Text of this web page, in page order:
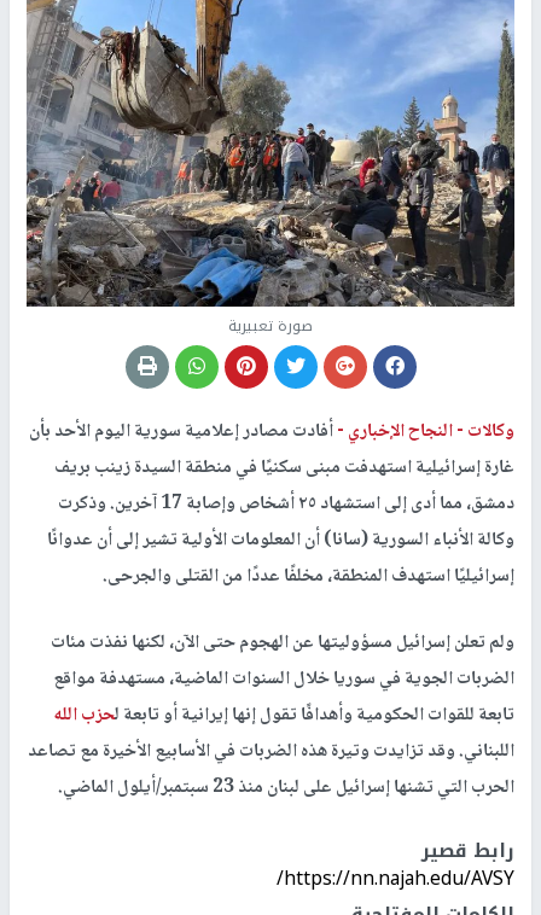
صورة تعبيرية
وكالات -النجاح الإخباري -أفادت مصادر إعلامية سورية اليوم الأحد بأن
غارة إسرائيلية استهدفت مبنى سكنيًا في منطقة السيدة زينب بريف
دمشق، مما أدى إلى استشهاد ٢٥ أشخاص وإصابة 17 آخرين. وذكرت
وكالة الأنباء السورية (سانا) أن المعلومات الأولية تشير إلى أن عدوانًا
إسرائيليًا استهدف المنطقة، مخلفًا عددًا من القتلى والجرحى.
ولم تعلن إسرائيل مسؤوليتها عن الهجوم حتى الآن، لكنها نفذت مئات
الضربات الجوية في سوريا خلال السنوات الماضية، مستهدفة مواقع
تابعة للقوات الحكومية وأهدافًا تقول إنها إيرانية أو تابعة لحزب الله
اللبناني. وقد تزايدت وتيرة هذه الضربات في الأسابيع الأخيرة مع تصاعد
الحرب التي تشنها إسرائيل على لبنان منذ 23 سبتمبر/أيلول الماضي.
رابط قصير
https://nn.najah.edu/AVSY/